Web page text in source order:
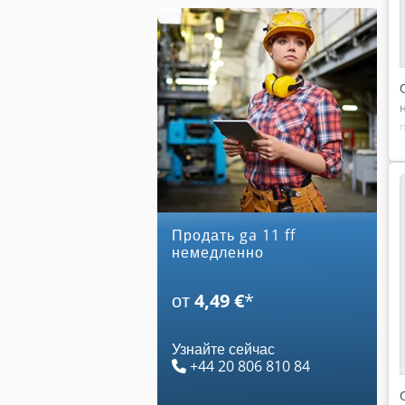
Продать ga 11 ff
немедленно
от4,49 €*
Узнайте сейчас
+44 20 806 810 84